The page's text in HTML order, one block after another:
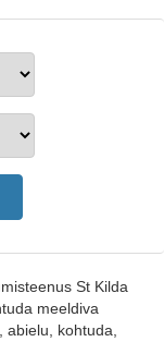
St Kilda
meeldiva
kohtuda,